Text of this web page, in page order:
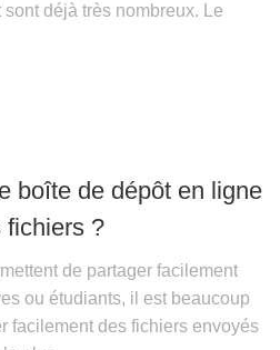
déjà très nombreux. Le
boîte de dépôt en ligne
fichiers ?
de partager facilement
ou étudiants, il est beaucoup
facilement des fichiers envoyés